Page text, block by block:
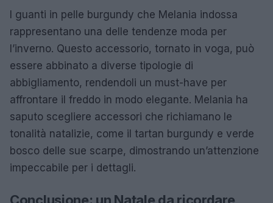
I guanti in pelle burgundy che Melania indossa
rappresentano una delle tendenze moda per
l’inverno. Questo accessorio, tornato in voga, può
essere abbinato a diverse tipologie di
abbigliamento, rendendoli un must-have per
affrontare il freddo in modo elegante. Melania ha
saputo scegliere accessori che richiamano le
tonalità natalizie, come il tartan burgundy e verde
bosco delle sue scarpe, dimostrando un’attenzione
impeccabile per i dettagli.
Conclusione: un Natale da ricordare